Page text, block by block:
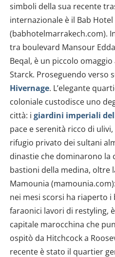
simboli della sua recente
internazionale è il Bab Hotel
(babhotelmarrakech.com).
tra boulevard Mansour
Beqal, è un piccolo
Starck. Proseguendo verso
Hivernage. L’elegante
coloniale custodisce uno
città: i giardini imperiali
pace e serenità ricco di
rifugio privato dei sultani
dinastie che dominarono la
bastioni della medina, oltre
Mamounia
nei mesi scorsi ha riaperto
faraonici lavori di restyling,
capitale marocchina che
ospitò da Hitchcock a
recente è stato il quartier